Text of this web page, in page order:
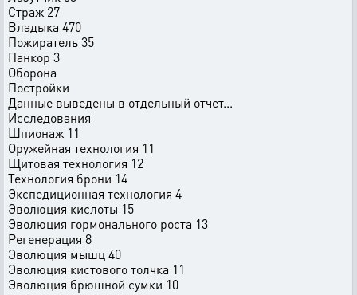
Страж 27
Владыка 470
Пожиратель 35
Панкор 3
Оборона
Постройки
Данные выведены в отдельный отчет...
Исследования
Шпионаж 11
Оружейная технология 11
Щитовая технология 12
Технология брони 14
Экспедиционная технология 4
Эволюция кислоты 15
Эволюция гормонального роста 13
Регенерация 8
Эволюция мышц 40
Эволюция кистового толчка 11
Эволюция брюшной сумки 10